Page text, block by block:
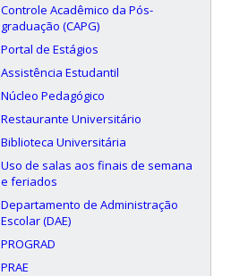
Controle Acadêmico da Pós-
graduação (CAPG)
Portal de Estágios
Assistência Estudantil
Núcleo Pedagógico
Restaurante Universitário
Biblioteca Universitária
Uso de salas aos finais de semana
e feriados
Departamento de Administração
Escolar (DAE)
PROGRAD
PRAE